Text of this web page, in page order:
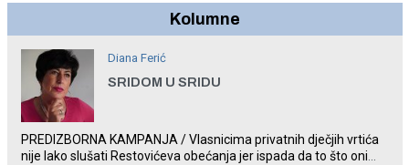
Kolumne
Diana Ferić
SRIDOM U SRIDU
PREDIZBORNA KAMPANJA / Vlasnicima privatnih dječjih vrtića
nije lako slušati Restovićeva obećanja jer ispada da to što oni